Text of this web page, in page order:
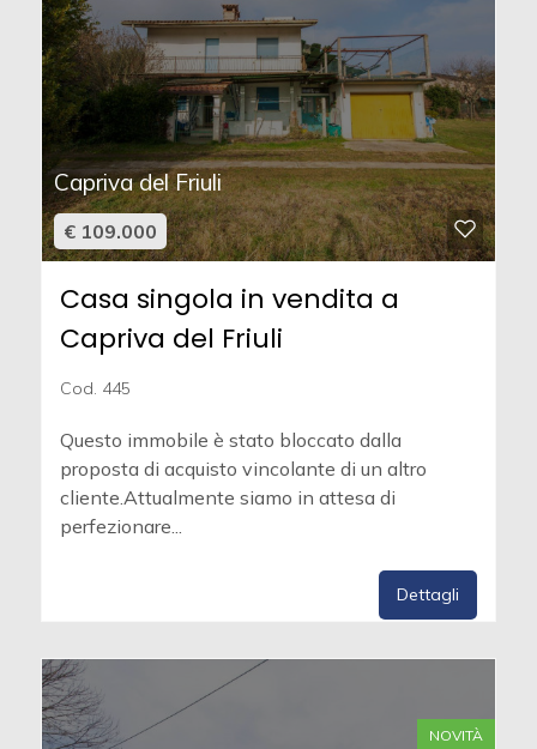
Capriva del Friuli
€ 109.000
Casa singola in vendita a
Capriva del Friuli
Cod. 445
Questo immobile è stato bloccato dalla
proposta di acquisto vincolante di un altro
cliente.Attualmente siamo in attesa di
perfezionare...
Dettagli
NOVITÀ